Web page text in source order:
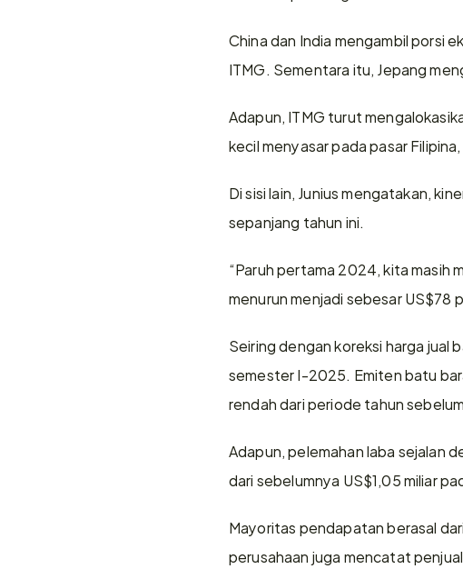
China dan India mengambil porsi
ITMG. Sementara itu, Jepang
Adapun, ITMG turut
kecil menyasar pada pasar
Di sisi lain, Junius mengatakan,
sepanjang tahun ini.
“Paruh pertama 2024, kita masih
menurun menjadi sebesar US$78
Seiring dengan koreksi harga jual
semester I-2025. Emiten batu
rendah dari periode tahun
Adapun, pelemahan laba sejalan
dari sebelumnya US$1,05 miliar
Mayoritas pendapatan berasal
perusahaan juga mencatat